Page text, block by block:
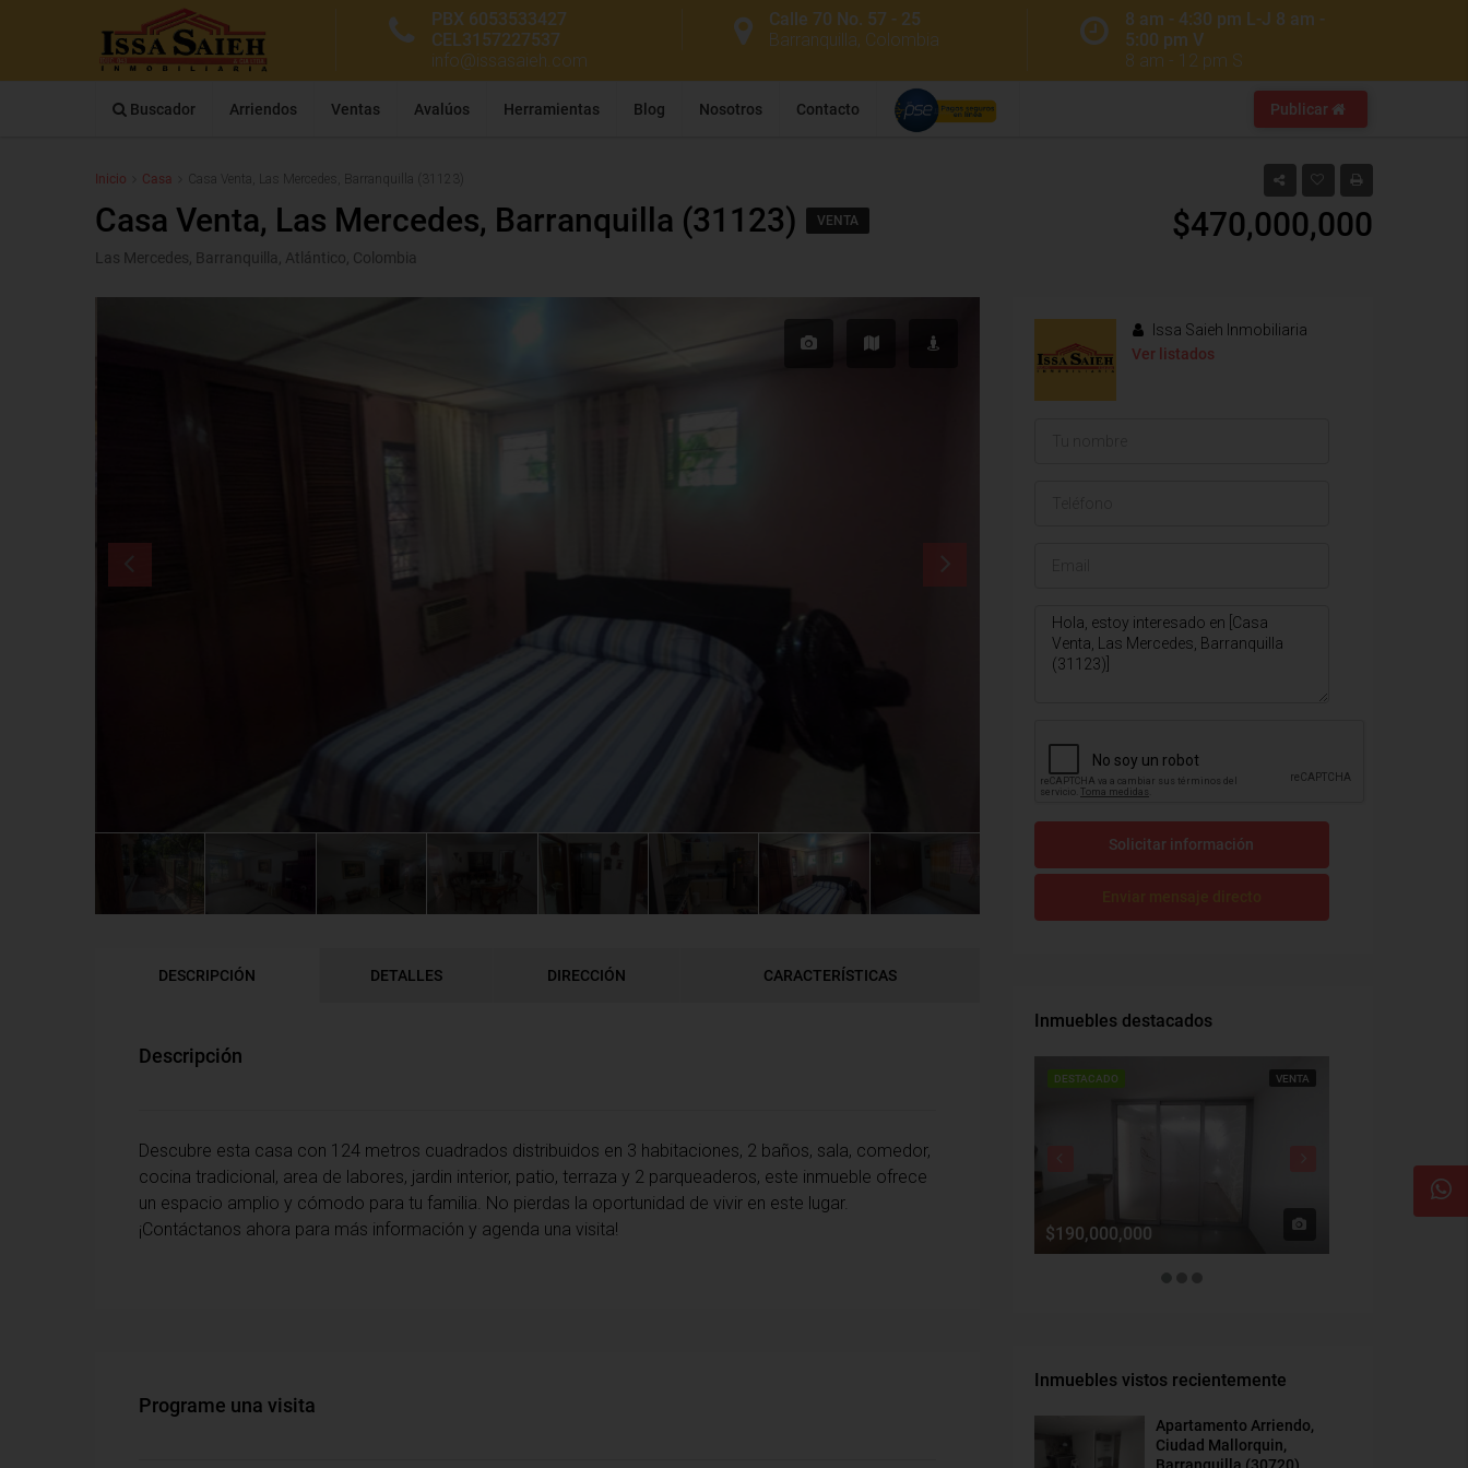
8 am - 4:30 pm L-J 8 am -
5:00 pm V
8 am - 12 pm S
Calle 70 No. 57 - 25
Barranquilla, Colombia
PBX 6053533427
CEL3157227537
info@issasaieh.com
Buscador Arriendos Ventas Avalúos Herramientas Blog Nosotros Contacto Publicar
Inicio Casa Casa Venta, Las Mercedes, Barranquilla (31123)
Casa Venta, Las Mercedes, Barranquilla (31123) VENTA
Las Mercedes, Barranquilla, Atlántico, Colombia
$470,000,000
DESCRIPCIÓN DETALLES DIRECCIÓN CARACTERÍSTICAS
Descripción
Descubre esta casa con 124 metros cuadrados distribuidos en 3 habitaciones, 2 baños, sala, comedor,
cocina tradicional, area de labores, jardin interior, patio, terraza y 2 parqueaderos, este inmueble ofrece
un espacio amplio y cómodo para tu familia. No pierdas la oportunidad de vivir en este lugar.
¡Contáctanos ahora para más información y agenda una visita!
Programe una visita
Issa Saieh Inmobiliaria
Ver listados
Solicitar información
Inmuebles destacados
DESTACADO VENTA
$190,000,000
Inmuebles vistos recientemente
Apartamento Arriendo,
Ciudad Mallorquin,
Barranquilla (30720)